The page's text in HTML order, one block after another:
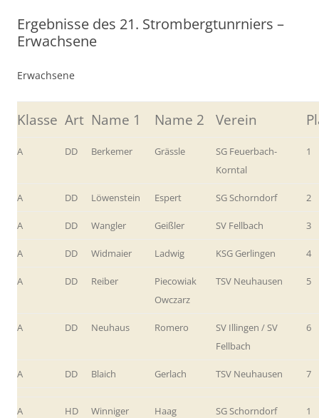
Ergebnisse des 21. Strombergtunrniers –
Erwachsene
Erwachsene
Klasse Art Name 1 Name 2 Verein
A DD Berkemer Grässle
SG Feuerbach-
Korntal
1
A DD Löwenstein Espert SG Schorndorf 2
A DD Wangler Geißler SV Fellbach 3
A DD Widmaier Ladwig KSG Gerlingen 4
A DD Reiber
Piecowiak
Owczarz
TSV Neuhausen 5
A DD Neuhaus Romero
SV Illingen / SV
Fellbach
6
A DD Blaich Gerlach TSV Neuhausen 7
A HD Winniger Haag SG Schorndorf 1